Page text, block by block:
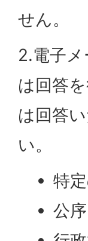
せん。
2.電子
は回答
は回答
い。
特
公